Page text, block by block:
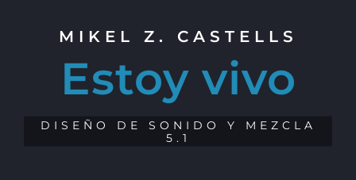
MIKEL Z. CASTELLS
Estoy vivo
DISEÑO DE SONIDO Y MEZCLA
5.1